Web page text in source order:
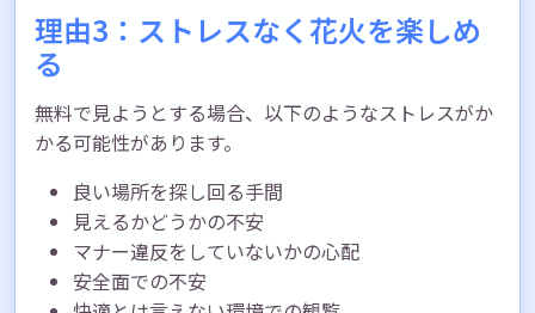
理由3：ストレスなく花火を楽しめ
る
無料で見ようとする場合、以下のようなストレスがか
かる可能性があります。
良い場所を探し回る手間
見えるかどうかの不安
マナー違反をしていないかの心配
安全面での不安